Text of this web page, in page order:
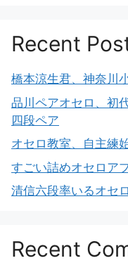
Recent
橋本涼生君、神奈川
品川ペアオセロ、初
四段ペア
オセロ教室、自主練
すごい詰めオセロア
清信六段率いるオセ
Recent